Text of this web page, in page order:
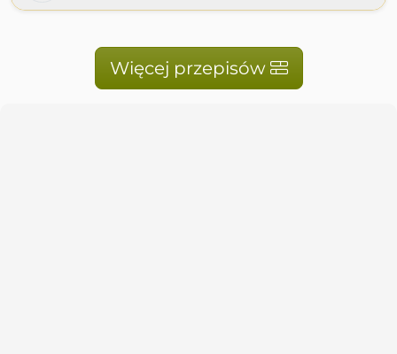
Więcej przepisów